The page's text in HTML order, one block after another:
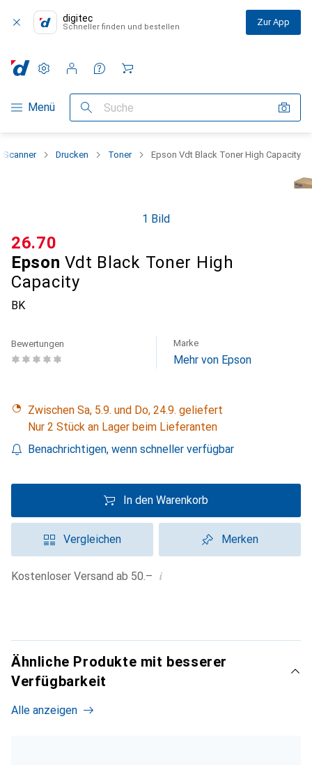
digitec
Schneller finden und bestellen Zur App
Navigation nach Kategorien
Menü Suche
Einstellungen
Kundenkonto
Vergleichslisten
Merklisten
Warenkorb
Scanner Drucken Toner Epson Vdt Black Toner High Capacity
1 Bild
Epson Vdt Black Toner High
Capacity
BK
CHF
26.70
Bewertungen Marke
Mehr von Epson
Zwischen Sa, 5.9. und Do, 24.9. geliefert
Nur 2 Stück an Lager beim Lieferanten
Benachrichtigen, wenn schneller verfügbar
In den Warenkorb
Vergleichen Merken
Kostenloser Versand ab 50.– i
Ähnliche Produkte mit besserer
Verfügbarkeit
Alle anzeigen